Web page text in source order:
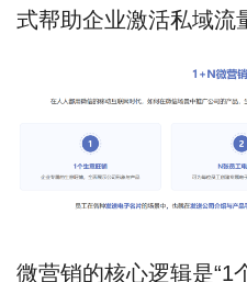
式帮助企业激活私域流
微营销的核心逻辑是“1